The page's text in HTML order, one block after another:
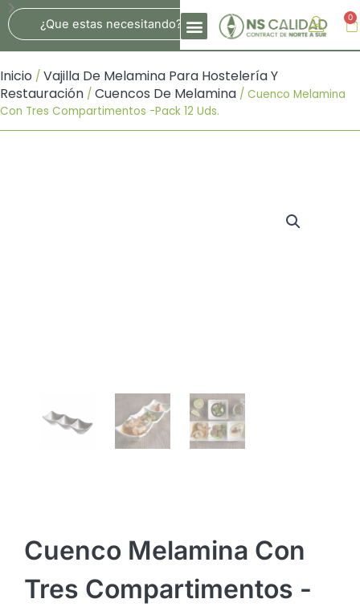
Al
Contenido
Search 0
Inicio / Vajilla De Melamina Para Hostelería Y
Restauración / Cuencos De Melamina / Cuenco Melamina
Con Tres Compartimentos -Pack 12 Uds.
Cuenco Melamina Con
Tres Compartimentos -